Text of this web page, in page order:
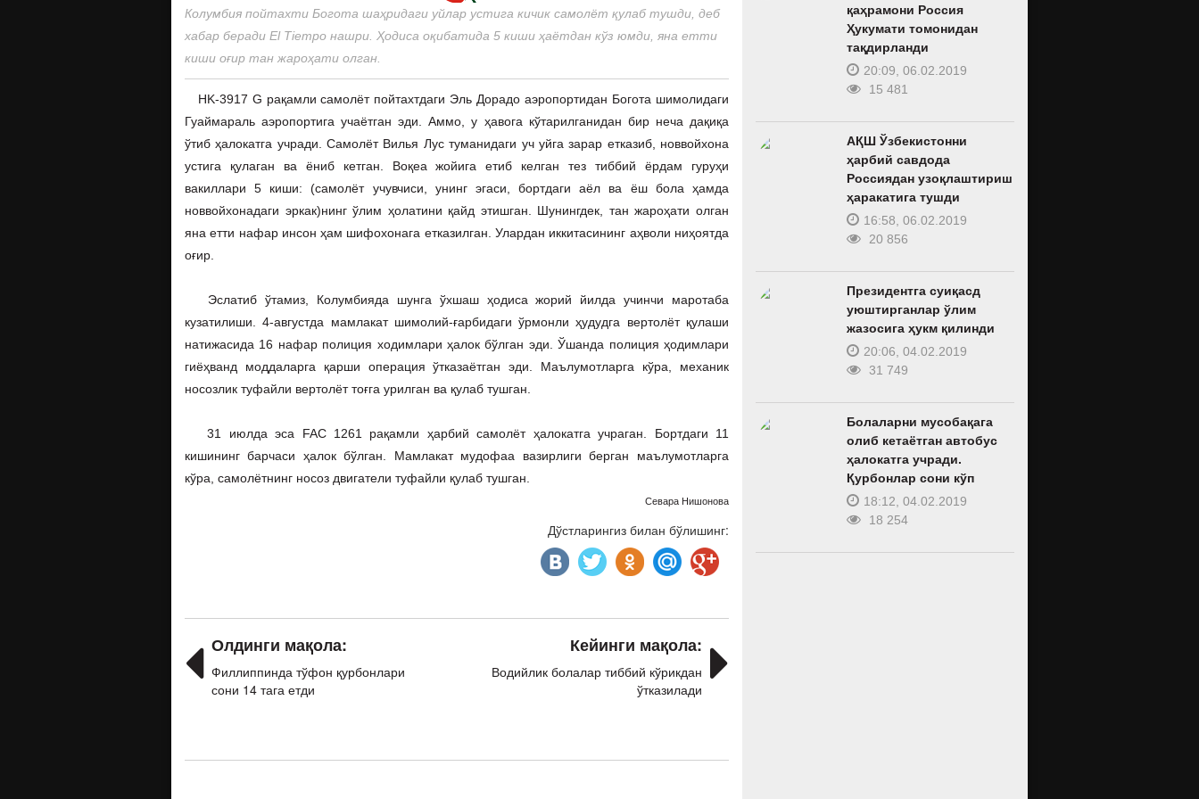
Колумбия пойтахти Богота шаҳридаги уйлар устига кичик самолёт қулаб тушди, деб
хабар беради El Tiempo нашри. Ҳодиса оқибатида 5 киши ҳаётдан кўз юмди, яна етти
киши оғир тан жароҳати олган.
HK-3917 G рақамли самолёт пойтахтдаги Эль Дорадо аэропортидан Богота шимолидаги
Гуаймараль аэропортига учаётган эди. Аммо, у ҳавога кўтарилганидан бир неча дақиқа
ўтиб ҳалокатга учради. Самолёт Вилья Лус туманидаги уч уйга зарар етказиб, новвойхона
устига қулаган ва ёниб кетган. Воқеа жойига етиб келган тез тиббий ёрдам гуруҳи
вакиллари 5 киши: (самолёт учувчиси, унинг эгаси, бортдаги аёл ва ёш бола ҳамда
новвойхонадаги эркак)нинг ўлим ҳолатини қайд этишган. Шунингдек, тан жароҳати олган
яна етти нафар инсон ҳам шифохонага етказилган. Улардан иккитасининг аҳволи ниҳоятда
оғир.
Эслатиб ўтамиз, Колумбияда шунга ўхшаш ҳодиса жорий йилда учинчи маротаба
кузатилиши. 4-августда мамлакат шимолий-ғарбидаги ўрмонли ҳудудга вертолёт қулаши
натижасида 16 нафар полиция ходимлари ҳалок бўлган эди. Ўшанда полиция ҳодимлари
гиёҳванд моддаларга қарши операция ўтказаётган эди. Маълумотларга кўра, механик
носозлик туфайли вертолёт тоғга урилган ва қулаб тушган.
31 июлда эса FAC 1261 рақамли ҳарбий самолёт ҳалокатга учраган. Бортдаги 11
кишининг барчаси ҳалок бўлган. Мамлакат мудофаа вазирлиги берган маълумотларга
кўра, самолётнинг носоз двигатели туфайли қулаб тушган.
Севара Нишонова
Дўстларингиз билан бўлишинг:
Кейинги мақола:
Водийлик болалар тиббий кўрикдан
ўтказилади
Олдинги мақола:
Филлиппинда тўфон қурбонлари
сони 14 тага етди
қаҳрамони Россия
Ҳукумати томонидан
тақдирланди
20:09, 06.02.2019
15 481
АҚШ Ўзбекистонни
ҳарбий савдода
Россиядан узоқлаштириш
ҳаракатига тушди
16:58, 06.02.2019
20 856
Президентга суиқасд
уюштирганлар ўлим
жазосига ҳукм қилинди
20:06, 04.02.2019
31 749
Болаларни мусобақага
олиб кетаётган автобус
ҳалокатга учради.
Қурбонлар сони кўп
18:12, 04.02.2019
18 254